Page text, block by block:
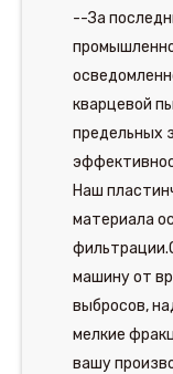
--За
кварцевой
предельных
Наш
материала
машину от
выбросов,
мелкие
вашу